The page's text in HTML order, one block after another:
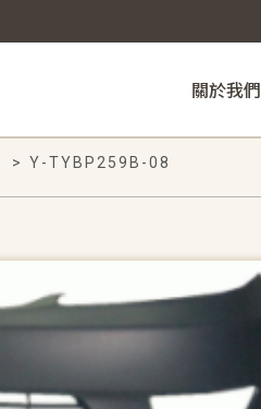
關於我們
> Y-TYBP259B-08